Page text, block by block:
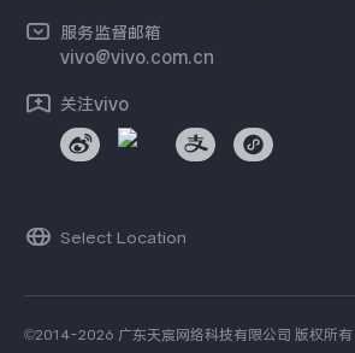
vivo 办公套件
开发者社区
服务监督邮箱
vivo@vivo.com.cn
关注vivo
Select Location
©2014-2026 广东天宸网络科技有限公司 版权所有